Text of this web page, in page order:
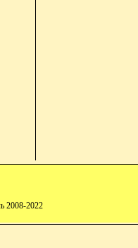
2008-2022